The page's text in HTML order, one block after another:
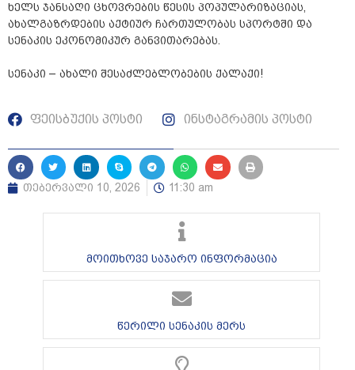
ხელს ჯანსაღი ცხოვრების წესის პოპულარიზაციას,
ახალგაზრდების აქტიურ ჩართულობას სპორტში და
სენაკის ეკონომიკურ განვითარებას.
სენაკი – ახალი შესაძლებლობების ქალაქი!
ფეისბუქის პოსტი ინსტაგრამის პოსტი
თებერვალი 10, 2026 11:30 am
მოითხოვე საჯარო ინფორმაცია
წერილი სენაკის მერს